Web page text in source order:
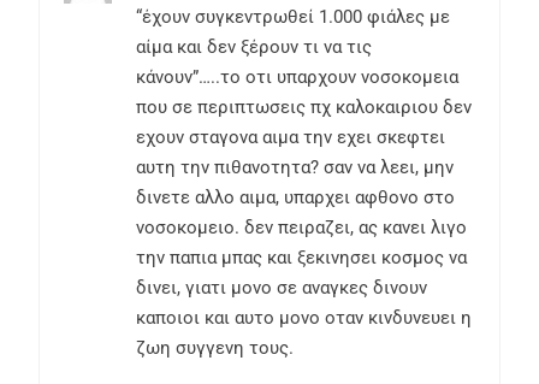
“έχουν συγκεντρωθεί 1.000 φιάλες με
αίμα και δεν ξέρουν τι να τις
κάνουν”…..το οτι υπαρχουν νοσοκομεια
που σε περιπτωσεις πχ καλοκαιριου δεν
εχουν σταγονα αιμα την εχει σκεφτει
αυτη την πιθανοτητα? σαν να λεει, μην
δινετε αλλο αιμα, υπαρχει αφθονο στο
νοσοκομειο. δεν πειραζει, ας κανει λιγο
την παπια μπας και ξεκινησει κοσμος να
δινει, γιατι μονο σε αναγκες δινουν
καποιοι και αυτο μονο οταν κινδυνευει η
ζωη συγγενη τους.